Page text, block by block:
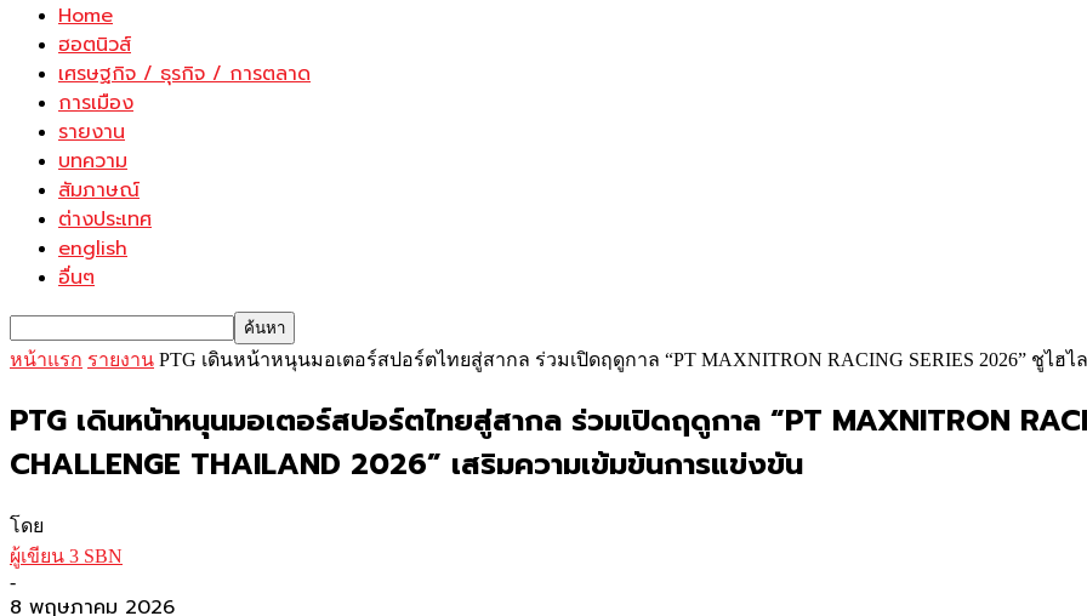
Home
ฮอตนิวส์
เศรษฐกิจ / ธุรกิจ / การตลาด
การเมือง
รายงาน
บทความ
สัมภาษณ์
ต่างประเทศ
english
อื่นๆ
หน้าแรก รายงาน PTG เดินหน้าหนุนมอเตอร์สปอร์ตไทยสู่สากล ร่วมเปิดฤดูกาล “PT MAXNITRON RACING SERIES 2026” ชูไฮไ
PTG เดินหน้าหนุนมอเตอร์สปอร์ตไทยสู่สากล ร่วมเปิดฤดูกาล “PT MAXNITRON
CHALLENGE THAILAND 2026” เสริมความเข้มข้นการแข่งขัน
โดย
ผู้เขียน 3 SBN
-
8 พฤษภาคม 2026